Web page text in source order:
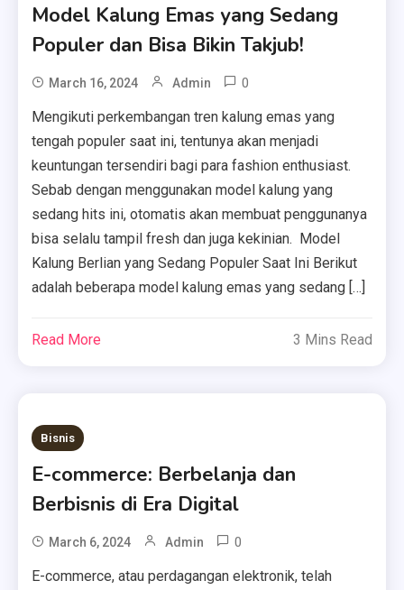
Model Kalung Emas yang Sedang
Populer dan Bisa Bikin Takjub!
March 16, 2024 Admin 0
Mengikuti perkembangan tren kalung emas yang
tengah populer saat ini, tentunya akan menjadi
keuntungan tersendiri bagi para fashion enthusiast.
Sebab dengan menggunakan model kalung yang
sedang hits ini, otomatis akan membuat penggunanya
bisa selalu tampil fresh dan juga kekinian. Model
Kalung Berlian yang Sedang Populer Saat Ini Berikut
adalah beberapa model kalung emas yang sedang […]
Read More 3 Mins Read
Bisnis
E-commerce: Berbelanja dan
Berbisnis di Era Digital
March 6, 2024 Admin 0
E-commerce, atau perdagangan elektronik, telah